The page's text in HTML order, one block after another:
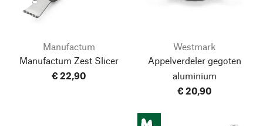
Manufactum
Manufactum Zest Slicer
€ 22,90
Westmark
Appelverdeler gegoten
aluminium
€ 20,90